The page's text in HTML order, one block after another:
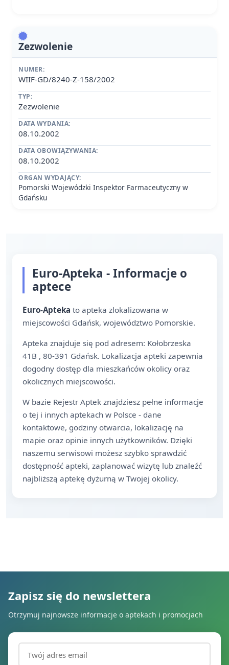
Zezwolenie
NUMER:
WIIF-GD/8240-Z-158/2002
TYP:
Zezwolenie
DATA WYDANIA:
08.10.2002
DATA OBOWIĄZYWANIA:
08.10.2002
ORGAN WYDAJĄCY:
Pomorski Wojewódzki Inspektor Farmaceutyczny w
Gdańsku
Euro-Apteka - Informacje o
aptece
Euro-Apteka to apteka zlokalizowana w
miejscowości Gdańsk, województwo Pomorskie.
Apteka znajduje się pod adresem: Kołobrzeska
41B , 80-391 Gdańsk. Lokalizacja apteki zapewnia
dogodny dostęp dla mieszkańców okolicy oraz
okolicznych miejscowości.
W bazie Rejestr Aptek znajdziesz pełne informacje
o tej i innych aptekach w Polsce - dane
kontaktowe, godziny otwarcia, lokalizację na
mapie oraz opinie innych użytkowników. Dzięki
naszemu serwisowi możesz szybko sprawdzić
dostępność apteki, zaplanować wizytę lub znaleźć
najbliższą aptekę dyżurną w Twojej okolicy.
Zapisz się do newslettera
Otrzymuj najnowsze informacje o aptekach i promocjach
Adres email (wymagany)